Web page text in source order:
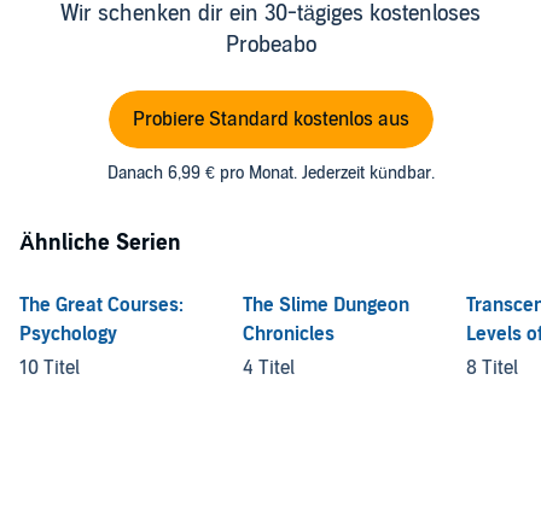
Wir schenken dir ein 30-tägiges kostenloses
Probeabo
Probiere Standard kostenlos aus
Danach 6,99 € pro Monat. Jederzeit kündbar.
Ähnliche Serien
The Great Courses:
Psychology
10 Titel
The Slime Dungeon
Chronicles
4 Titel
Levels
8 Titel